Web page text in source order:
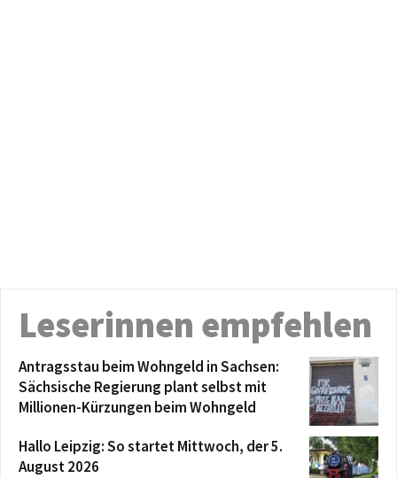
Leserinnen empfehlen
Antragsstau beim Wohngeld in Sachsen:
Sächsische Regierung plant selbst mit
Millionen-Kürzungen beim Wohngeld
Hallo Leipzig: So startet Mittwoch, der 5.
August 2026